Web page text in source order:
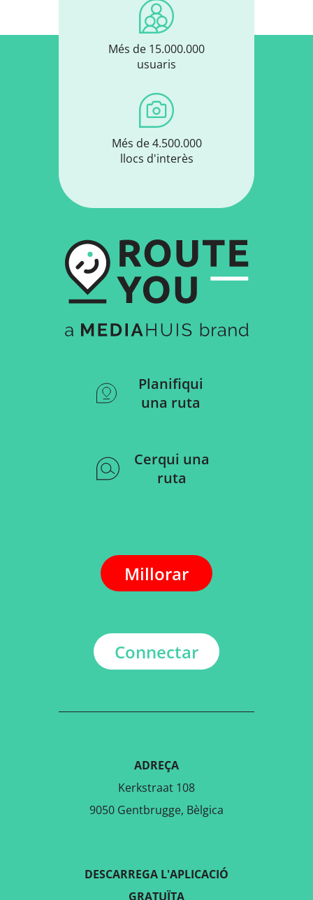
Més de 15.000.000
usuaris
Més de 4.500.000
llocs d'interès
Planifiqui
una ruta
Cerqui una
ruta
Millorar
Connectar
ADREÇA
Kerkstraat 108
9050 Gentbrugge, Bèlgica
DESCARREGA L'APLICACIÓ
GRATUÏTA